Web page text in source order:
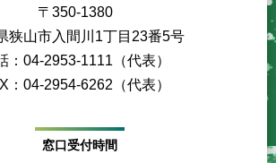
〒350-1380
狭山市入間川1丁目23番5号
：04-2953-1111（代表）
：04-2954-6262（代表）
窓口受付時間